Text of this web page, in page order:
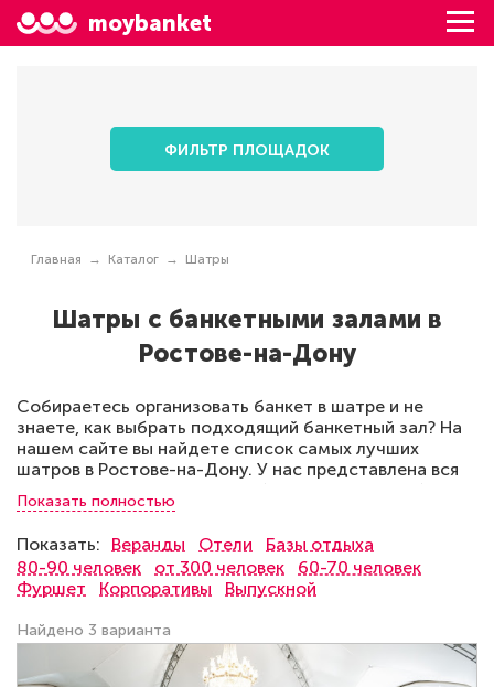
moybanket
ФИЛЬТР ПЛОЩАДОК
Главная Каталог Шатры
Шатры с банкетными залами в
Ростове-на-Дону
Собираетесь организовать банкет в шатре и не
знаете, как выбрать подходящий банкетный зал? На
нашем сайте вы найдете список самых лучших
шатров в Ростове-на-Дону. У нас представлена вся
информация, которая потребуется вам для выбора:
адрес заведения и описание локации, подробные
типа обслуживания и многое другое.3 шатра: не
нашли нужного места для банкета из? Это не
проблема. Просто позвоните по телефону,
все вопросы.
Показать полностью
Показать: Веранды Отели
Базы отдыха
80-90 человек
от 300 человек
60-70 человек
Фуршет
Корпоративы Выпускной
Найдено 3 варианта